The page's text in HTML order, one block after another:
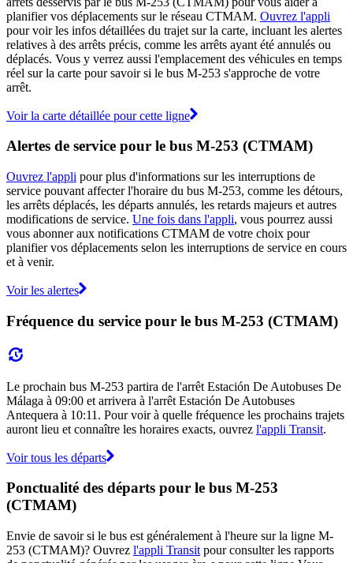
planifier vos déplacements sur le réseau CTMAM. Ouvrez l'appli
pour voir les infos détaillées du trajet sur la carte, incluant les alertes
relatives à des arrêts précis, comme les arrêts ayant été annulés ou
déplacés. Vous y verrez aussi l'emplacement des véhicules en temps
réel sur la carte pour savoir si le bus M-253 s'approche de votre
arrêt.
Voir la carte détaillée pour cette ligne
Alertes de service pour le bus M-253 (CTMAM)
Ouvrez l'appli pour plus d'informations sur les interruptions de
service pouvant affecter l'horaire du bus M-253, comme les détours,
les arrêts déplacés, les départs annulés, les retards majeurs et autres
modifications de service. Une fois dans l'appli, vous pourrez aussi
vous abonner aux notifications CTMAM de votre choix pour
planifier vos déplacements selon les interruptions de service en cours
et à venir.
Voir les alertes
Fréquence du service pour le bus M-253 (CTMAM)
Le prochain bus M-253 partira de l'arrêt Estación De Autobuses De
Málaga à 09:00 et arrivera à l'arrêt Estación De Autobuses
Antequera à 10:11. Pour voir à quelle fréquence les prochains trajets
auront lieu et connaître les horaires exacts, ouvrez l'appli Transit.
Voir tous les départs
Ponctualité des départs pour le bus M-253
(CTMAM)
Envie de savoir si le bus est généralement à l'heure sur la ligne M-
253 (CTMAM)? Ouvrez l'appli Transit pour consulter les rapports